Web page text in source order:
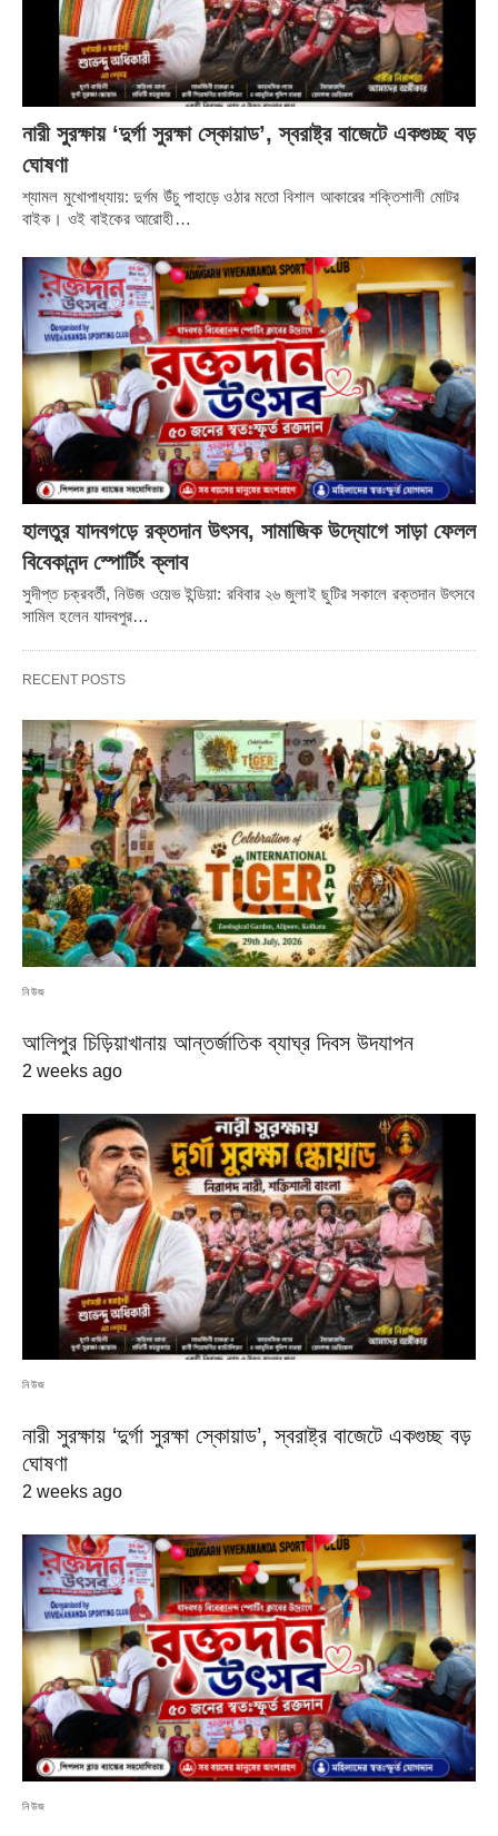
Share it
নারী সুরক্ষায় ‘দুর্গা সুরক্ষা স্কোয়াড’, স্বরাষ্ট্র বাজেটে একগুচ্ছ বড়
ঘোষণা
শ্যামল মুখোপাধ্যায়: দুর্গম উঁচু পাহাড়ে ওঠার মতো বিশাল আকারের শক্তিশালী মোটর
বাইক। ওই বাইকের আরোহী…
হালতুর যাদবগড়ে রক্তদান উৎসব, সামাজিক উদ্যোগে সাড়া ফেলল
বিবেকানন্দ স্পোর্টিং ক্লাব
সুদীপ্ত চক্রবর্তী, নিউজ ওয়েভ ইন্ডিয়া: রবিবার ২৬ জুলাই ছুটির সকালে রক্তদান উৎসবে
সামিল হলেন যাদবপুর…
RECENT POSTS
নিউজ
আলিপুর চিড়িয়াখানায় আন্তর্জাতিক ব্যাঘ্র দিবস উদযাপন
2 weeks ago
নিউজ
নারী সুরক্ষায় ‘দুর্গা সুরক্ষা স্কোয়াড’, স্বরাষ্ট্র বাজেটে একগুচ্ছ বড়
ঘোষণা
2 weeks ago
নিউজ